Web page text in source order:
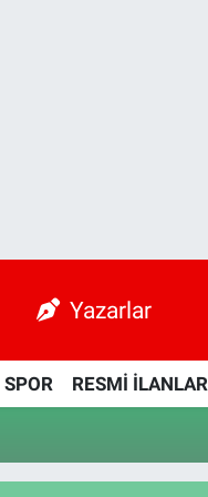
Yazarlar
SPOR RESMİ İLANLAR